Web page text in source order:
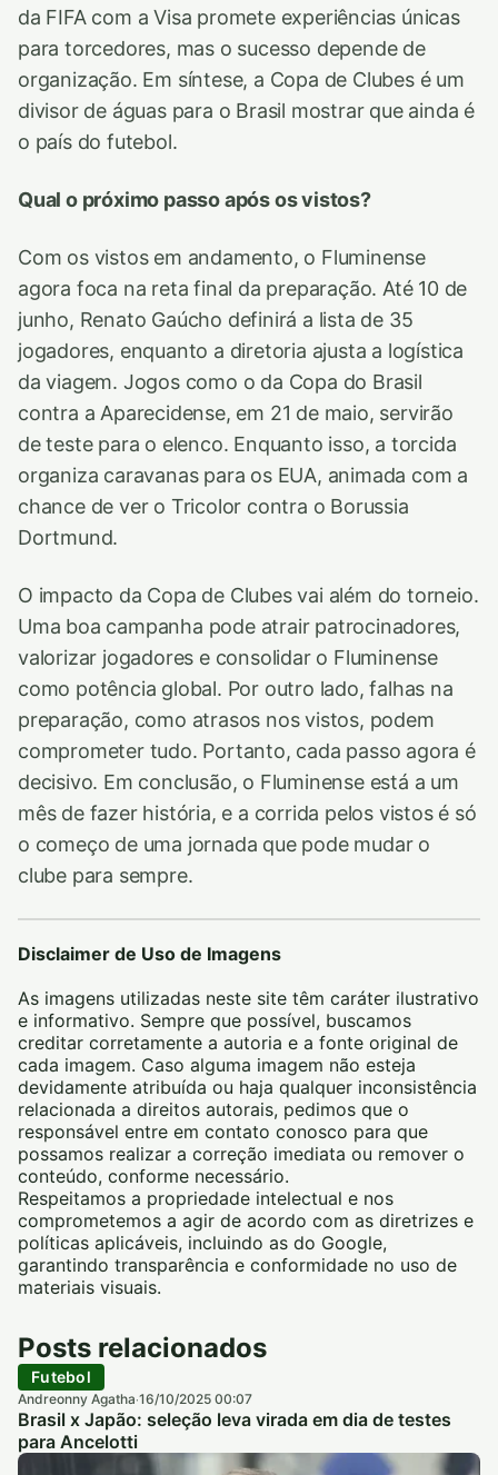
da FIFA com a Visa promete experiências únicas
para torcedores, mas o sucesso depende de
organização. Em síntese, a Copa de Clubes é um
divisor de águas para o Brasil mostrar que ainda é
o país do futebol.
Qual o próximo passo após os vistos?
Com os vistos em andamento, o Fluminense
agora foca na reta final da preparação. Até 10 de
junho, Renato Gaúcho definirá a lista de 35
jogadores, enquanto a diretoria ajusta a logística
da viagem. Jogos como o da Copa do Brasil
contra a Aparecidense, em 21 de maio, servirão
de teste para o elenco. Enquanto isso, a torcida
organiza caravanas para os EUA, animada com a
chance de ver o Tricolor contra o Borussia
Dortmund.
O impacto da Copa de Clubes vai além do torneio.
Uma boa campanha pode atrair patrocinadores,
valorizar jogadores e consolidar o Fluminense
como potência global. Por outro lado, falhas na
preparação, como atrasos nos vistos, podem
comprometer tudo. Portanto, cada passo agora é
decisivo. Em conclusão, o Fluminense está a um
mês de fazer história, e a corrida pelos vistos é só
o começo de uma jornada que pode mudar o
clube para sempre.
Disclaimer de Uso de Imagens
As imagens utilizadas neste site têm caráter ilustrativo
e informativo. Sempre que possível, buscamos
creditar corretamente a autoria e a fonte original de
cada imagem. Caso alguma imagem não esteja
devidamente atribuída ou haja qualquer inconsistência
relacionada a direitos autorais, pedimos que o
responsável entre em contato conosco para que
possamos realizar a correção imediata ou remover o
conteúdo, conforme necessário.
Respeitamos a propriedade intelectual e nos
comprometemos a agir de acordo com as diretrizes e
políticas aplicáveis, incluindo as do Google,
garantindo transparência e conformidade no uso de
materiais visuais.
Posts relacionados
Futebol
Andreonny Agatha·16/10/2025 00:07
Brasil x Japão: seleção leva virada em dia de testes
para Ancelotti